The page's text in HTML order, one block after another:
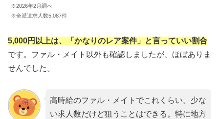
※2026年2月調べ
※全派遣求人数5,087件
5,000円以上は、「かなりのレア案件」と言っていい割合
です。ファル・メイト以外も確認しましたが、ほぼありま
せんでした。
高時給のファル・メイトでこれくらい。少な
い求人数だけど狙うことはできる。特に地方